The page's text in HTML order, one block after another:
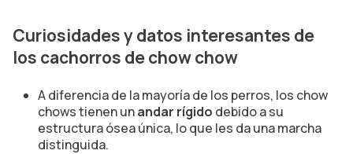
Curiosidades y datos interesantes de
los cachorros de chow chow
A diferencia de la mayoría de los perros, los chow
chows tienen unandar rígido debido a su
estructura ósea única, lo que les da una marcha
distinguida.